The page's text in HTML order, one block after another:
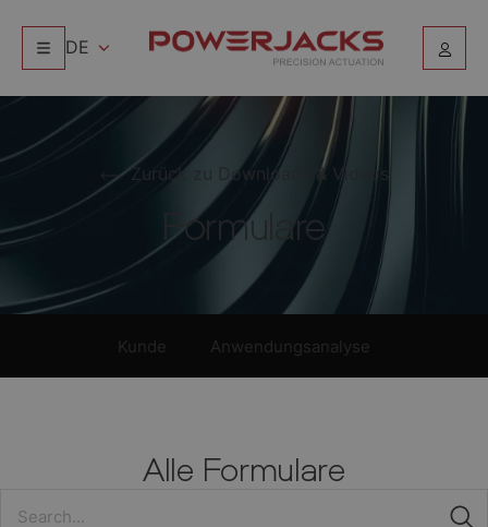
DE
Zurück zu Downloads & Videos
Formulare
Kunde Anwendungsanalyse
Alle Formulare